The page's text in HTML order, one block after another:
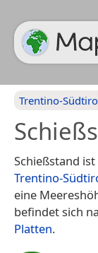
Trentino-
Schießstand
Trentino-
eine
befindet sich
Platten.